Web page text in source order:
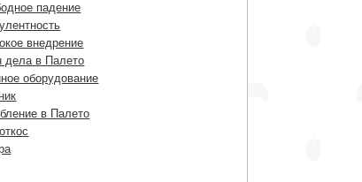
падение
внедрение
дела в Палето
оборудование
в Палето